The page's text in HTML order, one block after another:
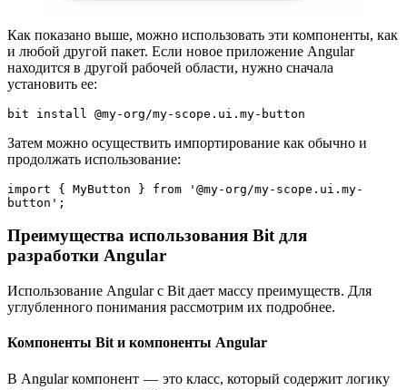
Как показано выше, можно использовать эти компоненты, как
и любой другой пакет. Если новое приложение Angular
находится в другой рабочей области, нужно сначала
установить ее:
bit install @my-org/my-scope.ui.my-button
Затем можно осуществить импортирование как обычно и
продолжать использование:
import { MyButton } from '@my-org/my-scope.ui.my-
button';
Преимущества использования Bit для
разработки Angular
Использование Angular с Bit дает массу преимуществ. Для
углубленного понимания рассмотрим их подробнее.
Компоненты Bit и компоненты Angular
В Angular компонент — это класс, который содержит логику